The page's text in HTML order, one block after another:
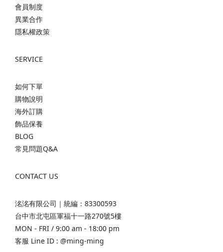
會員制度
異業合作
隱私權政策
SERVICE
如何下單
購物說明
海外訂購
飾品保養
BLOG
常見問題Q&A
CONTACT US
洺洺有限公司｜統編：83300593
台中市北屯區軍福十一路270號5樓
MON - FRI / 9:00 am - 18:00 pm
客服 Line ID : @ming-ming